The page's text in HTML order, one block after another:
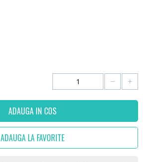
+
−
ADAUGA IN COS
ADAUGA LA FAVORITE